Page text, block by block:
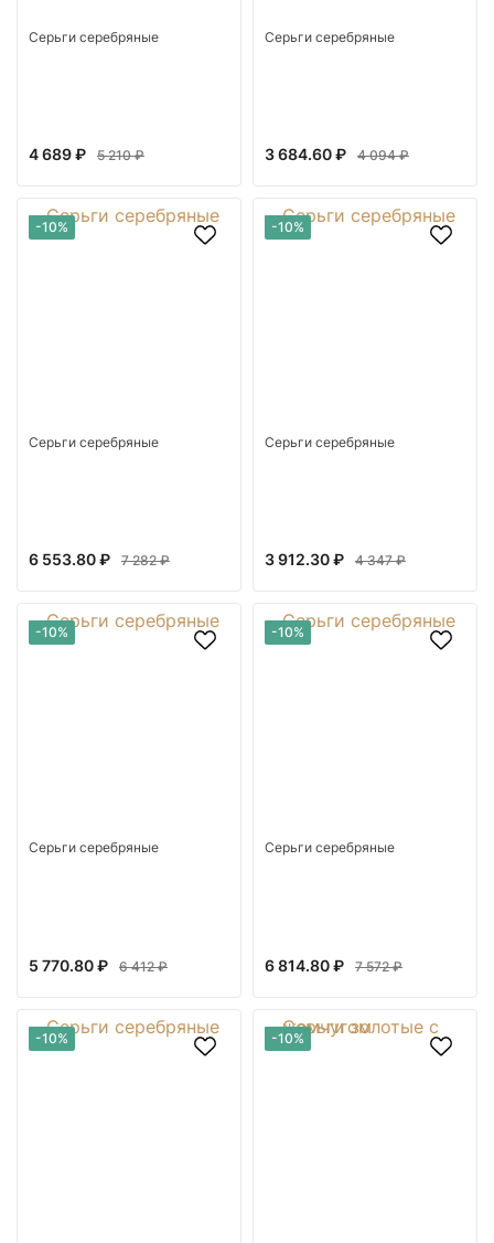
Серьги серебряные
4 689 ₽ 5 210 ₽
Серьги серебряные
3 684.60 ₽ 4 094 ₽
-10%
Серьги серебряные
6 553.80 ₽ 7 282 ₽
-10%
Серьги серебряные
3 912.30 ₽ 4 347 ₽
-10%
Серьги серебряные
5 770.80 ₽ 6 412 ₽
-10%
Серьги серебряные
6 814.80 ₽ 7 572 ₽
-10% -10%